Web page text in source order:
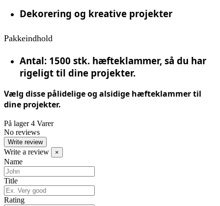
Dekorering og kreative projekter
Pakkeindhold
Antal: 1500 stk. hæfteklammer, så du har
rigeligt til dine projekter.
Vælg disse pålidelige og alsidige hæfteklammer til
dine projekter.
På lager 4 Varer
No reviews
Write review
Write a review ×
Name
Title
Rating